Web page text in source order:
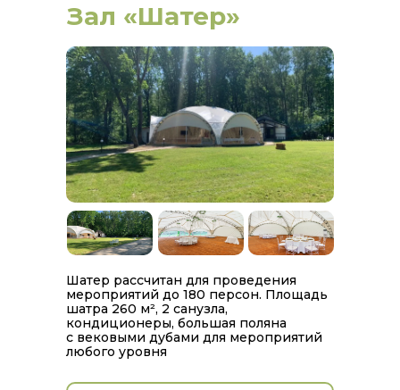
Шатер рассчитан для проведения
мероприятий до 180 персон. Площадь
шатра 260 м², 2 санузла,
кондиционеры, большая поляна
с вековыми дубами для мероприятий
любого уровня
Зал «Шатер»